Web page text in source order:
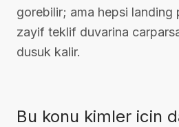
gorebilir; ama hepsi landing
zayif teklif duvarina
dusuk kalir.
Bu konu kimler icin